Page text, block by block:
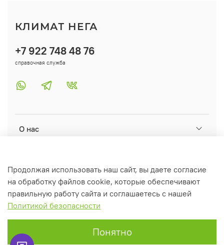
О нас
Информация
+7 922 748 48 76
справочная служба
КЛИМАТ НЕГА
Продолжая использовать наш сайт, вы даете согласие
на обработку файлов cookie, которые обеспечивают
правильную работу сайта и соглашаетесь с нашей
Политикой безопасности
Понятно